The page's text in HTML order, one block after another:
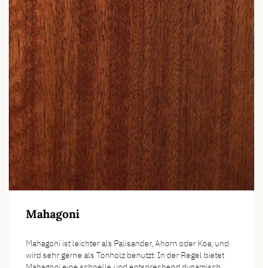
Mahagoni
Mahagoni ist leichter als Palisander, Ahorn oder Koa, und
wird sehr gerne als Tonholz benutzt. In der Regel bietet